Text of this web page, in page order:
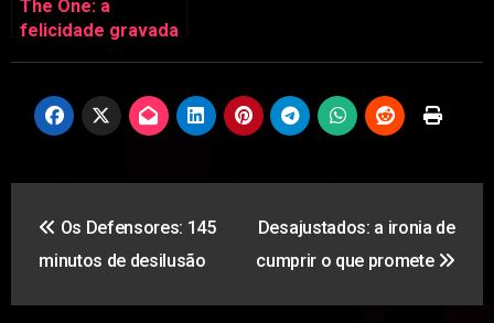
The One: a
felicidade gravada
de
artigos
Os Defensores: 145
minutos de desilusão
Desajustados: a ironia de
cumprir o que promete